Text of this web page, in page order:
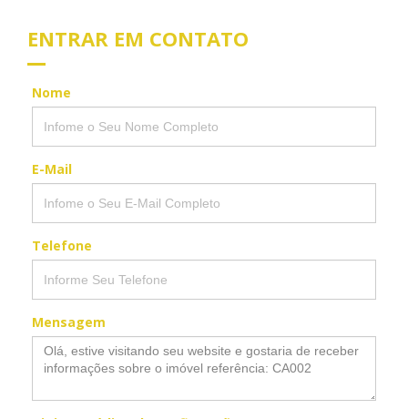
ENTRAR EM CONTATO
Nome
E-Mail
Telefone
Mensagem